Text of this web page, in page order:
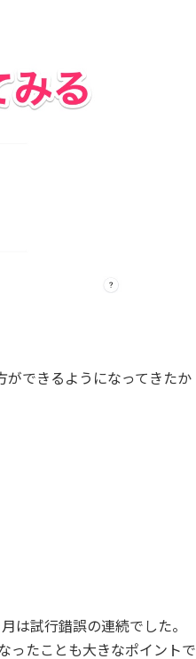
できるようになってきたか
は試行錯誤の連続でした。
ったことも大きなポイントで